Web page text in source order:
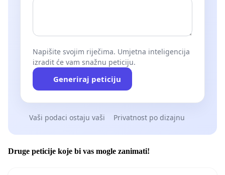
Napišite svojim riječima. Umjetna inteligencija
izradit će vam snažnu peticiju.
Generiraj peticiju
Vaši podaci ostaju vaši Privatnost po dizajnu
Druge peticije koje bi vas mogle zanimati!